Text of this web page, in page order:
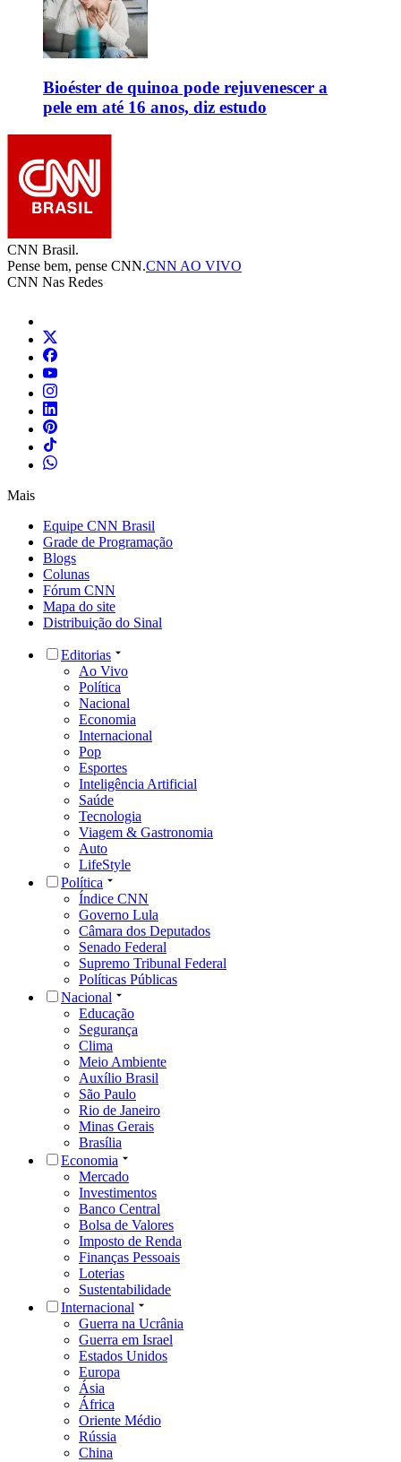
Bioéster de quinoa pode rejuvenescer a
pele em até 16 anos, diz estudo
CNN Brasil.
Pense bem, pense CNN.CNN AO VIVO
CNN Nas Redes
Mais
Equipe CNN Brasil
Grade de Programação
Blogs
Colunas
Fórum CNN
Mapa do site
Distribuição do Sinal
Editorias
Ao Vivo
Política
Nacional
Economia
Internacional
Pop
Esportes
Inteligência Artificial
Saúde
Tecnologia
Viagem & Gastronomia
Auto
LifeStyle
Política
Índice CNN
Governo Lula
Câmara dos Deputados
Senado Federal
Supremo Tribunal Federal
Políticas Públicas
Nacional
Educação
Segurança
Clima
Meio Ambiente
Auxílio Brasil
São Paulo
Rio de Janeiro
Minas Gerais
Brasília
Economia
Mercado
Investimentos
Banco Central
Bolsa de Valores
Imposto de Renda
Finanças Pessoais
Loterias
Sustentabilidade
Internacional
Guerra na Ucrânia
Guerra em Israel
Estados Unidos
Europa
Ásia
África
Oriente Médio
Rússia
China